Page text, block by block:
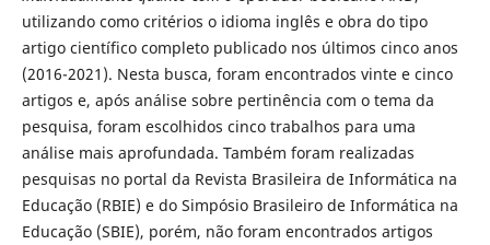
utilizando como critérios o idioma inglês e obra do tipo
artigo científico completo publicado nos últimos cinco anos
(2016-2021). Nesta busca, foram encontrados vinte e cinco
artigos e, após análise sobre pertinência com o tema da
pesquisa, foram escolhidos cinco trabalhos para uma
análise mais aprofundada. Também foram realizadas
pesquisas no portal da Revista Brasileira de Informática na
Educação (RBIE) e do Simpósio Brasileiro de Informática na
Educação (SBIE), porém, não foram encontrados artigos